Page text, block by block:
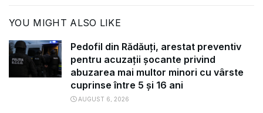
YOU MIGHT ALSO LIKE
Pedofil din Rădăuți, arestat preventiv
pentru acuzații șocante privind
abuzarea mai multor minori cu vârste
cuprinse între 5 și 16 ani
AUGUST 6, 2026